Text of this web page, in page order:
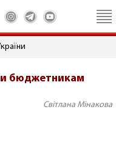
бюджетникам
Світлана Мінакова